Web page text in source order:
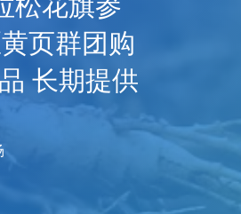
页群团购
长期提供